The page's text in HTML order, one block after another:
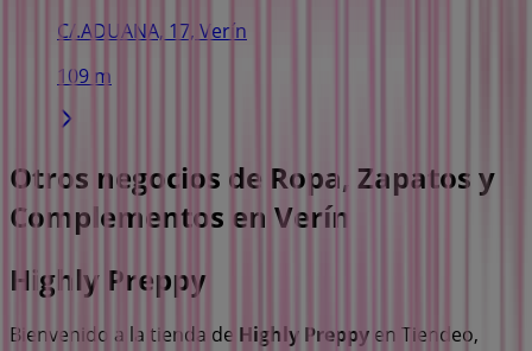
C/.ADUANA, 17, Verín
109 m
Otros negocios de Ropa, Zapatos y
Complementos en Verín
Highly Preppy
Bienvenido a la tienda de Highly Preppy en Tiendeo,